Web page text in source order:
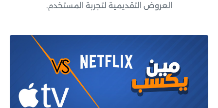
العروض التقديمية لتجربة المستخدم.